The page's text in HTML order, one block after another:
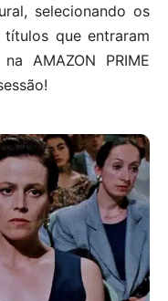
selecionando os
títulos que entraram
AMAZON PRIME